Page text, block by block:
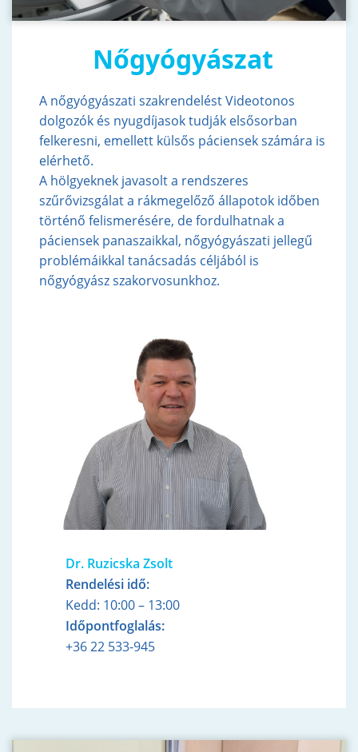
Nőgyógyászat
A nőgyógyászati szakrendelést Videotonos
dolgozók és nyugdíjasok tudják elsősorban
felkeresni, emellett külsős páciensek számára is
elérhető.
A hölgyeknek javasolt a rendszeres
szűrővizsgálat a rákmegelőző állapotok időben
történő felismerésére, de fordulhatnak a
páciensek panaszaikkal, nőgyógyászati jellegű
problémáikkal tanácsadás céljából is
nőgyógyász szakorvosunkhoz.
Dr. Ruzicska Zsolt
Rendelési idő:
Kedd: 10:00 – 13:00
Időpontfoglalás:
+36 22 533-945